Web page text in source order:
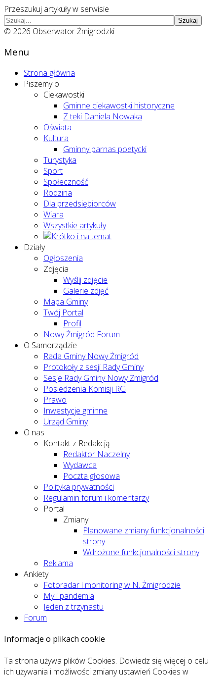
Przeszukuj artykuły w serwisie
Szukaj
© 2026 Obserwator Żmigrodzki
Menu
Strona główna
Piszemy o
Ciekawostki
Gminne ciekawostki historyczne
Z teki Daniela Nowaka
Oświata
Kultura
Gminny parnas poetycki
Turystyka
Sport
Społeczność
Rodzina
Dla przedsiębiorców
Wiara
Wszystkie artykuły
Działy
Ogłoszenia
Zdjęcia
Wyślij zdjęcie
Galerie zdjęć
Mapa Gminy
Twój Portal
Profil
Nowy Żmigród Forum
O Samorządzie
Rada Gminy Nowy Żmigród
Protokoły z sesji Rady Gminy
Sesje Rady Gminy Nowy Żmigród
Posiedzenia Komisji RG
Prawo
Inwestycje gminne
Urząd Gminy
O nas
Kontakt z Redakcją
Redaktor Naczelny
Wydawca
Poczta głosowa
Polityka prywatności
Regulamin forum i komentarzy
Portal
Zmiany
Planowane zmiany funkcjonalności
strony
Wdrożone funkcjonalności strony
Reklama
Ankiety
Fotoradar i monitoring w N. Żmigrodzie
My i pandemia
Jeden z trzynastu
Forum
Informacje o plikach cookie
Ta strona używa plików Cookies. Dowiedz się więcej o celu
ich używania i możliwości zmiany ustawień Cookies w